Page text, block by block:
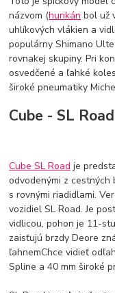
názvom (hurikán bol už
uhlíkových vlákien a
populárny Shimano
rovnakej skupiny. Pri
osvedčené a ľahké
široké pneumatiky
Cube - SL
Cube SL Road je
odvodenými z cestných
s rovnými riadidlami.
vozidiel SL Road. Je
vidlicou, pohon je 11-
zaisťujú brzdy Deore
ľahnemChce vidieť
Spline a 40 mm široké